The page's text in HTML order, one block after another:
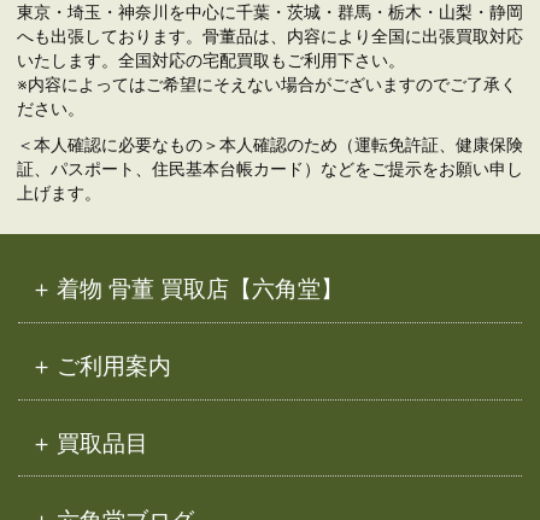
東京・埼玉・神奈川を中心に千葉・茨城・群馬・栃木・山梨・静岡
へも出張しております。骨董品は、内容により全国に出張買取対応
いたします。全国対応の宅配買取もご利用下さい。
※内容によってはご希望にそえない場合がございますのでご了承く
ださい。
＜本人確認に必要なもの＞本人確認のため（運転免許証、健康保険
証、パスポート、住民基本台帳カード）などをご提示をお願い申し
上げます。
着物 骨董 買取店【六角堂】
ご利用案内
買取品目